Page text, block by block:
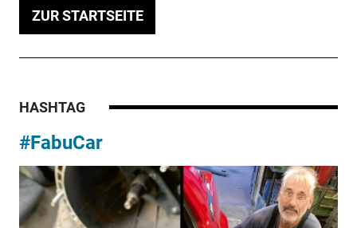
ZUR STARTSEITE
HASHTAG
#FabuCar